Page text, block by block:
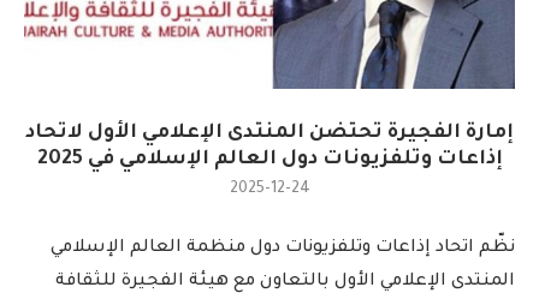
إمارة الفجيرة تحتضن المنتدى الإعلامي الأول لاتحاد
إذاعات وتلفزيونات دول العالم الإسلامي في 2025
2025-12-24
نظّم اتحاد إذاعات وتلفزيونات دول منظمة العالم الإسلامي
المنتدى الإعلامي الأول بالتعاون مع هيئة الفجيرة للثقافة